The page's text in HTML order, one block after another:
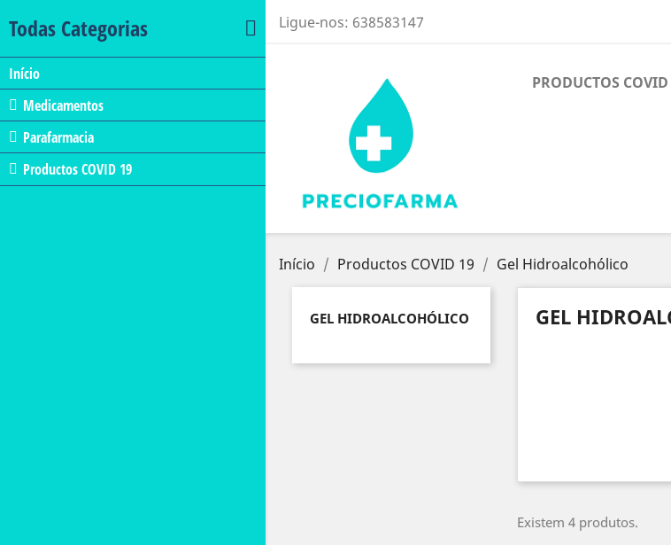
Todas Categorias
Início
Medicamentos
Parafarmacia
Productos COVID 19
Ligue-nos: 638583147
PRODUCTOS
Início Productos COVID 19 Gel Hidroalcohólico
GEL HIDROALCOHÓLICO GEL
Existem 4 produtos.